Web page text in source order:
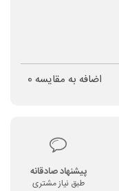
اضافه به مقایسه 0
پیشنهاد صادقانه
طبق نیاز مشتری